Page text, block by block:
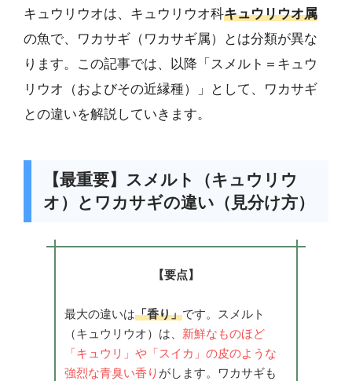
キュウリウオは、キュウリウオ科キュウリウオ属
の魚で、ワカサギ（ワカサギ属）とは分類が異な
ります。この記事では、以降「スメルト＝キュウ
リウオ（およびその近縁種）」として、ワカサギ
との違いを解説していきます。
【最重要】スメルト（キュウリウ
オ）とワカサギの違い（見分け方）
【要点】
最大の違いは「香り」です。スメルト
（キュウリウオ）は、 新鮮なものほど
「キュウリ」や「スイカ」の皮のような
強烈な青臭い香り がします。ワカサギも